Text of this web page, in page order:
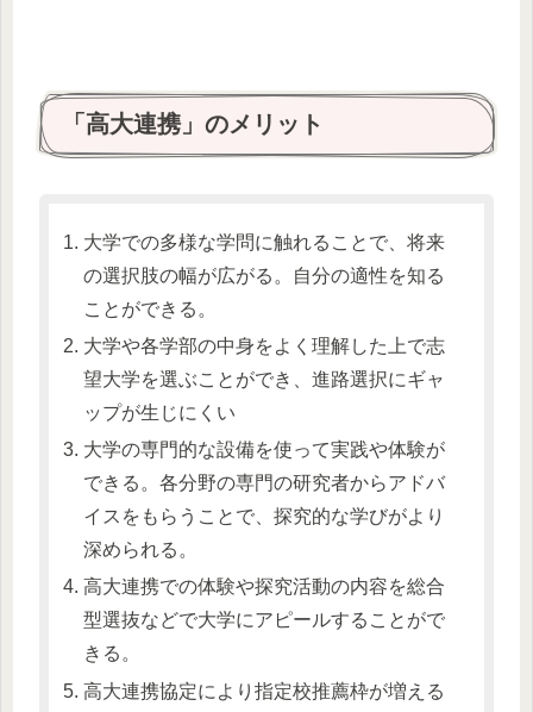
「高大連携」のメリット
大学での多様な学問に触れることで、将来
の選択肢の幅が広がる。自分の適性を知る
ことができる。
大学や各学部の中身をよく理解した上で志
望大学を選ぶことができ、進路選択にギャ
ップが生じにくい
大学の専門的な設備を使って実践や体験が
できる。各分野の専門の研究者からアドバ
イスをもらうことで、探究的な学びがより
深められる。
高大連携での体験や探究活動の内容を総合
型選抜などで大学にアピールすることがで
きる。
高大連携協定により指定校推薦枠が増える